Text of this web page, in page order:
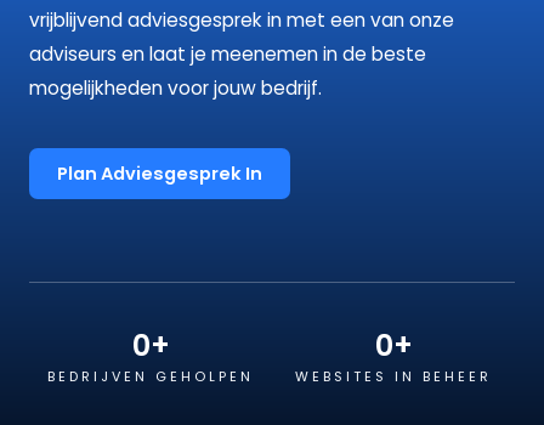
vrijblijvend adviesgesprek in met een van onze
adviseurs en laat je meenemen in de beste
mogelijkheden voor jouw bedrijf.
Plan Adviesgesprek In
BEDRIJVEN GEHOLPEN
0+
WEBSITES IN BEHEER
0+